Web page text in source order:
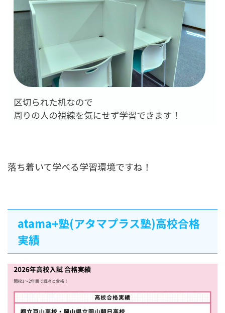
落ち着いて学べる学習環境ですね！
atama+塾(アタマプラス塾)高校合格
実績